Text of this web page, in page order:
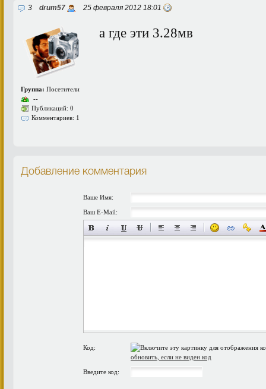
3 drum57 25 февраля 2012 18:01
Группа: Посетители
--
Публикаций: 0
Комментариев: 1
а где эти 3.28мв
Добавление комментария
Ваше Имя:
Ваш E-Mail:
Код:
обновить, если не виден код
Введите код: